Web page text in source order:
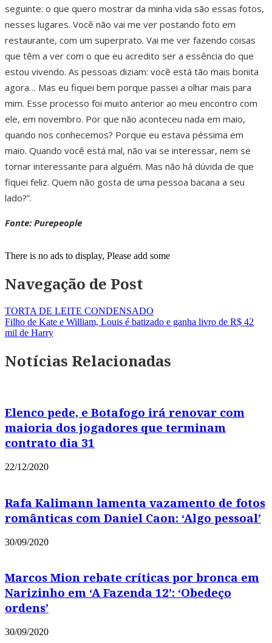
seguinte: o que quero mostrar da minha vida são essas fotos,
nesses lugares. Você não vai me ver postando foto em
restaurante, com um superprato. Vai me ver fazendo coisas
que têm a ver com o que eu acredito ser a essência do que
estou vivendo. As pessoas diziam: você está tão mais bonita
agora… Mas eu fiquei bem porque passei a olhar mais para
mim. Esse processo foi muito anterior ao meu encontro com
ele, em novembro. Por que não aconteceu nada em maio,
quando nos conhecemos? Porque eu estava péssima em
maio. Quando você está mal, não vai se interessar, nem se
tornar interessante para alguém. Mas não há dúvida de que
fiquei feliz. Quem não gosta de uma pessoa bacana a seu
lado?”.
Fonte: Purepeople
There is no ads to display, Please add some
Navegação de Post
TORTA DE LEITE CONDENSADO
Filho de Kate e William, Louis é batizado e ganha livro de R$ 42
mil de Harry
Notícias Relacionadas
Elenco pede, e Botafogo irá renovar com
maioria dos jogadores que terminam
contrato dia 31
22/12/2020
Rafa Kalimann lamenta vazamento de fotos
românticas com Daniel Caon: ‘Algo pessoal’
30/09/2020
Marcos Mion rebate críticas por bronca em
Narizinho em ‘A Fazenda 12’: ‘Obedeço
ordens’
30/09/2020